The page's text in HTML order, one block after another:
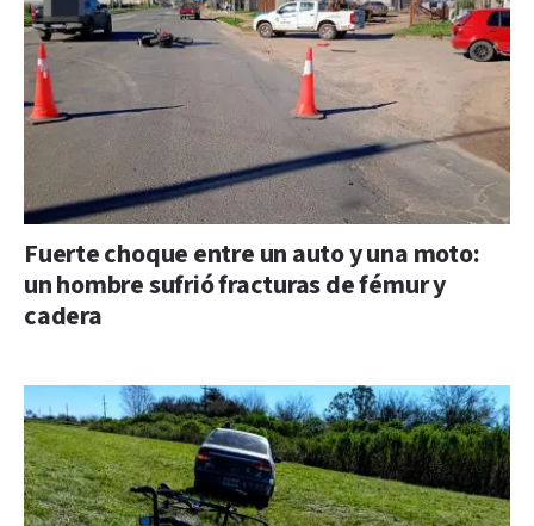
Fuerte choque entre un auto y una moto:
un hombre sufrió fracturas de fémur y
cadera